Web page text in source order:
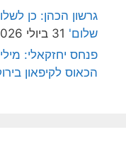
גרשון הכהן: כן
שלום' 31 ביולי 2026
פנחס יחזקאלי:
הכאוס לקיפאון